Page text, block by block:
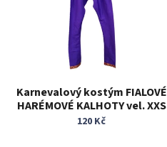
Karnevalový kostým FIALOVÉ
HARÉMOVÉ KALHOTY vel. XXS
až S
120 Kč